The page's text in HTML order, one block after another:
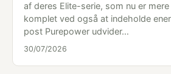
af deres Elite-serie, som nu er
komplet ved også at indeholde
post Purepower udvider…
30/07/2026